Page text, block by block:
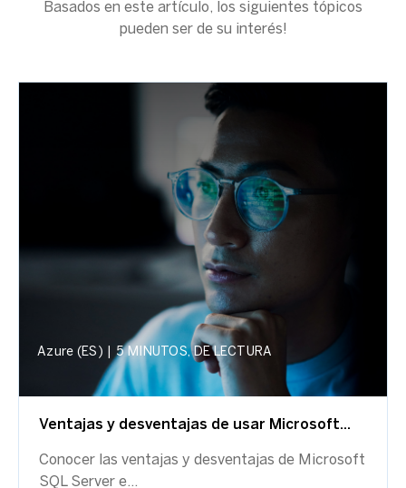
Basados en este artículo, los siguientes tópicos
pueden ser de su interés!
Azure (ES) 5 MINUTOS, DE LECTURA
Ventajas y desventajas de usar Microsoft...
Conocer las ventajas y desventajas de Microsoft
SQL Server e...